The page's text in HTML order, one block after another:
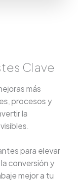
Clave
más
procesos y
la
para elevar
conversión y
mejor a tu